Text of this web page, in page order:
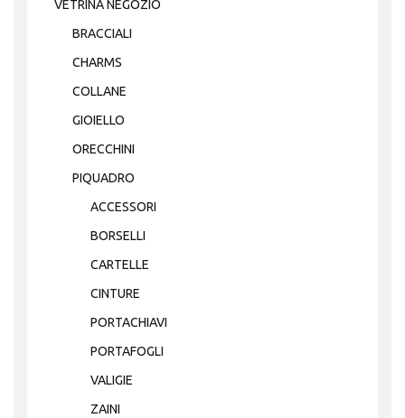
VETRINA NEGOZIO
BRACCIALI
CHARMS
COLLANE
GIOIELLO
ORECCHINI
PIQUADRO
ACCESSORI
BORSELLI
CARTELLE
CINTURE
PORTACHIAVI
PORTAFOGLI
VALIGIE
ZAINI